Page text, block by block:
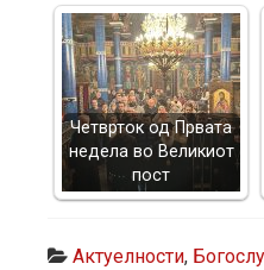
Четврток од Првата
недела во Великиот
пост
Актуелности,